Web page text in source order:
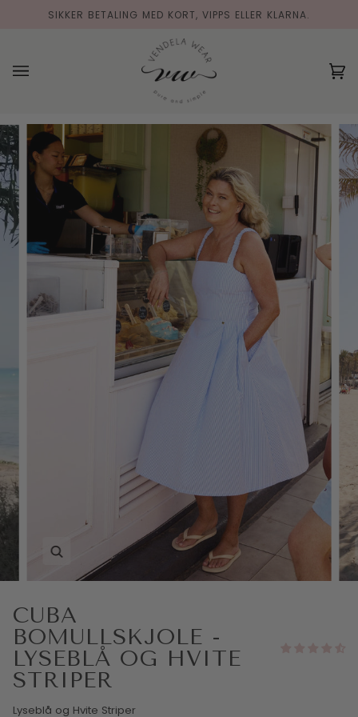
SIKKER BETALING MED KORT, VIPPS ELLER KLARNA.
CUBA
BOMULLSKJOLE -
LYSEBLÅ OG HVITE
STRIPER
Lyseblå og Hvite Striper